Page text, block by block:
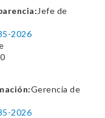
Jefe de
2026
Gerencia de
2026